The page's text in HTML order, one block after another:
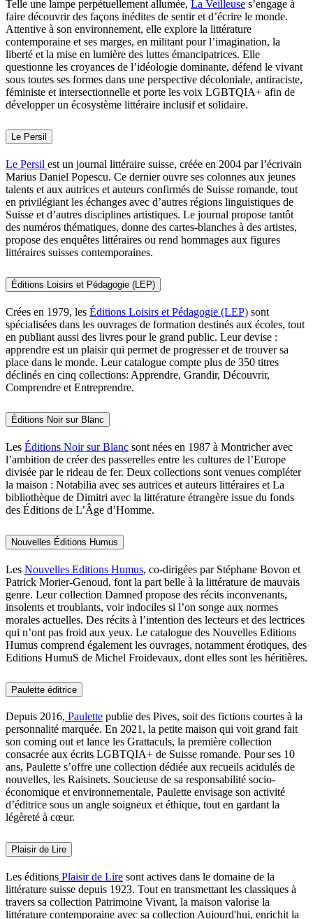
Telle une lampe perpétuellement allumée, La Veilleuse s’engage à
faire découvrir des façons inédites de sentir et d’écrire le monde.
Attentive à son environnement, elle explore la littérature
contemporaine et ses marges, en militant pour l’imagination, la
liberté et la mise en lumière des luttes émancipatrices. Elle
questionne les croyances de l’idéologie dominante, défend le vivant
sous toutes ses formes dans une perspective décoloniale, antiraciste,
féministe et intersectionnelle et porte les voix LGBTQIA+ afin de
développer un écosystème littéraire inclusif et solidaire.
Le Persil
Le Persil est un journal littéraire suisse, créée en 2004 par l’écrivain
Marius Daniel Popescu. Ce dernier ouvre ses colonnes aux jeunes
talents et aux autrices et auteurs confirmés de Suisse romande, tout
en privilégiant les échanges avec d’autres régions linguistiques de
Suisse et d’autres disciplines artistiques. Le journal propose tantôt
des numéros thématiques, donne des cartes-blanches à des artistes,
propose des enquêtes littéraires ou rend hommages aux figures
littéraires suisses contemporaines.
Éditions Loisirs et Pédagogie (LEP)
Crées en 1979, les Éditions Loisirs et Pédagogie (LEP) sont
spécialisées dans les ouvrages de formation destinés aux écoles, tout
en publiant aussi des livres pour le grand public. Leur devise :
apprendre est un plaisir qui permet de progresser et de trouver sa
place dans le monde. Leur catalogue compte plus de 350 titres
déclinés en cinq collections: Apprendre, Grandir, Découvrir,
Comprendre et Entreprendre.
Éditions Noir sur Blanc
Les Éditions Noir sur Blanc sont nées en 1987 à Montricher avec
l’ambition de créer des passerelles entre les cultures de l’Europe
divisée par le rideau de fer. Deux collections sont venues compléter
la maison : Notabilia avec ses autrices et auteurs littéraires et La
bibliothèque de Dimitri avec la littérature étrangère issue du fonds
des Éditions de L’Âge d’Homme.
Nouvelles Éditions Humus
Les Nouvelles Editions Humus, co-dirigées par Stéphane Bovon et
Patrick Morier-Genoud, font la part belle à la littérature de mauvais
genre. Leur collection Damned propose des récits inconvenants,
insolents et troublants, voir indociles si l’on songe aux normes
morales actuelles. Des récits à l’intention des lecteurs et des lectrices
qui n’ont pas froid aux yeux. Le catalogue des Nouvelles Editions
Humus comprend également les ouvrages, notamment érotiques, des
Editions HumuS de Michel Froidevaux, dont elles sont les héritières.
Paulette éditrice
Depuis 2016, Paulette publie des Pives, soit des fictions courtes à la
personnalité marquée. En 2021, la petite maison qui voit grand fait
son coming out et lance les Grattaculs, la première collection
consacrée aux écrits LGBTQIA+ de Suisse romande. Pour ses 10
ans, Paulette s’offre une collection dédiée aux recueils acidulés de
nouvelles, les Raisinets. Soucieuse de sa responsabilité socio-
économique et environnementale, Paulette envisage son activité
d’éditrice sous un angle soigneux et éthique, tout en gardant la
légèreté à cœur.
Plaisir de Lire
Les éditions Plaisir de Lire sont actives dans le domaine de la
littérature suisse depuis 1923. Tout en transmettant les classiques à
travers sa collection Patrimoine Vivant, la maison valorise la
littérature contemporaine avec sa collection Aujourd'hui, enrichit la